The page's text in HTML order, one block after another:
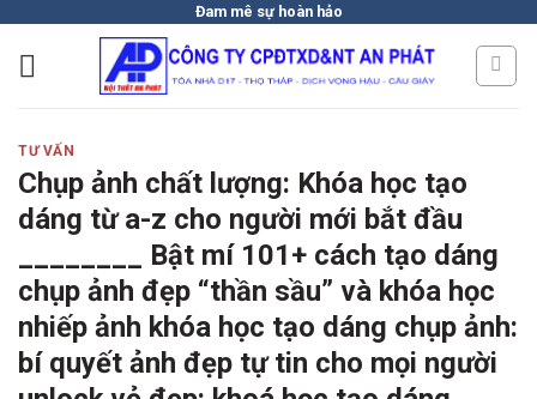
content
Đam mê sự hoàn hảo
TƯ VẤN
Chụp ảnh chất lượng: Khóa học tạo
dáng từ a-z cho người mới bắt đầu
________ Bật mí 101+ cách tạo dáng
chụp ảnh đẹp “thần sầu” và khóa học
nhiếp ảnh khóa học tạo dáng chụp ảnh:
bí quyết ảnh đẹp tự tin cho mọi người